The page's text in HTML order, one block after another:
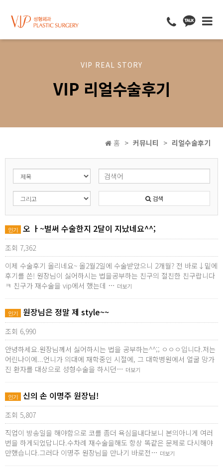
VIP REAL STORY
VIP 리얼수술후기
홈 커뮤니티 리얼수술후기
검색
인기 오 ㅏ~벌써 수술한지 2달이 지났네요^^;
조회 7,362
이제 수술후기 올리네요~ 올2월2일에 수술받았으니 2개월? 전 바로↓밑에
후기를 쓴! 원장님이 싫어하시는 법을공부하는 친구의 절친한 친구랍니다
ㅋ 친구가 재수술을 vip에서 했는데 … 더보기
인기 원장님은 정말 제 style~~
조회 6,990
안녕하세요.원장님께서 싫어하시는 법을 공부하는^^;; ㅇㅇㅇ입니다.저는
어린나이에...언니가 의대에 재학중인 시절에, 그 대학병원에서 얼굴 망가
진 환자를 대상으로 성형수술을 하시던… 더보기
인기 신의 손 이명주 원장님!
조회 5,807
직업이 방송일을 해야함으로 코를 좀더 욕심을내다보니 본의아니게 여러
번을 하게되었답니다.수차례 재수술을해도 항상 똑같은 문제로 다시해야
만했습니다.그러다 이명주 원장님을 만나기 바로전… 더보기